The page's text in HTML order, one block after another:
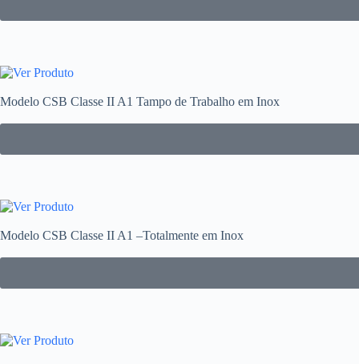
Modelo CSB Classe II A1 Tampo de Trabalho em Inox
Modelo CSB Classe II A1 –Totalmente em Inox